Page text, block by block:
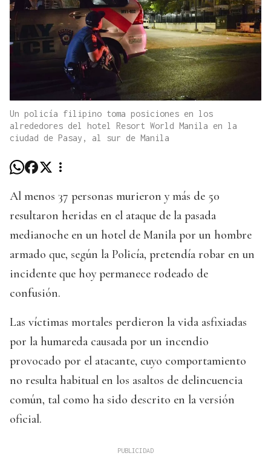
Un policía filipino toma posiciones en los
alrededores del hotel Resort World Manila en la
ciudad de Pasay, al sur de Manila
Al menos 37 personas murieron y más de 50
resultaron heridas en el ataque de la pasada
medianoche en un hotel de Manila por un hombre
armado que, según la Policía, pretendía robar en un
incidente que hoy permanece rodeado de
confusión.
Las víctimas mortales perdieron la vida asfixiadas
por la humareda causada por un incendio
provocado por el atacante, cuyo comportamiento
no resulta habitual en los asaltos de delincuencia
común, tal como ha sido descrito en la versión
oficial.